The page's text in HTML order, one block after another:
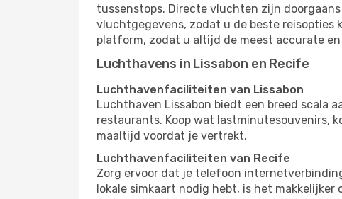
tussenstops. Directe vluchten zijn
vluchtgegevens, zodat u de beste reisopties
platform, zodat u altijd de meest accurate
Luchthavens in Lissabon en Recife
Luchthavenfaciliteiten van Lissabon
Luchthaven Lissabon biedt een breed scala
restaurants. Koop wat lastminutesouvenirs,
maaltijd voordat je vertrekt.
Luchthavenfaciliteiten van Recife
Zorg ervoor dat je telefoon
lokale simkaart nodig hebt, is het